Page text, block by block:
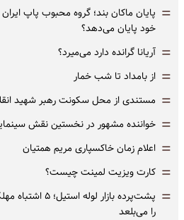
= پایان ماکان بند؛ گروه محبوب پاپ
خود پایان می‌دهد؟
= آریانا گرانده دارد می‌میرد؟
= از بامداد تا شب خمار
= مستندی از محل سکونت رهبر شهید
= خواننده مشهور در نخستین نقش
= اعلام زمان خاکسپاری مریم همتیان
= کارت ویزیت لمینت چیست؟
=
پشت‌پرده بازار
را می‌بلعد